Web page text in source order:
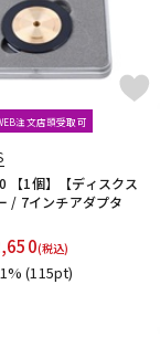
AlphaTheta
注文店頭受取可
【1個】【ディスクス
/ 7インチアダプタ
(税込)
1%(115pt)